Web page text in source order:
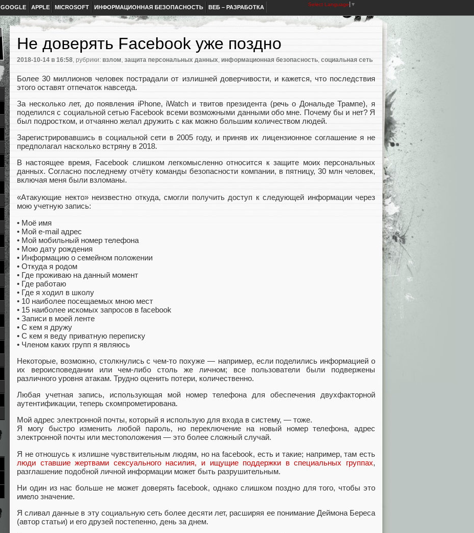
GOOGLE APPLE MICROSOFT ИНФОРМАЦИОННАЯ БЕЗОПАСНОСТЬ ВЕБ – РАЗРАБОТКА Select Language ▼
Не доверять Facebook уже поздно
2018-10-14 в 16:58, рубрики: взлом, защита персональных данных, информационная безопасность, социальная сеть
Более 30 миллионов человек пострадали от излишней доверчивости, и кажется, что последствия
этого оставят отпечаток навсегда.
За несколько лет, до появления iPhone, iWatch и твитов президента (речь о Дональде Трампе), я
поделился с социальной сетью Facebook всеми возможными данными обо мне. Почему бы и нет? Я
был подростком, и отчаянно желал дружить с как можно большим количеством людей.
Зарегистрировавшись в социальной сети в 2005 году, и приняв их лицензионное соглашение я не
предполагал насколько встряну в 2018.
В настоящее время, Facebook слишком легкомысленно относится к защите моих персональных
данных. Согласно последнему отчёту команды безопасности компании, в пятницу, 30 млн человек,
включая меня были взломаны.
«Атакующие некто» неизвестно откуда, смогли получить доступ к следующей информации через
мою учетную запись:
• Моё имя
• Мой e-mail адрес
• Мой мобильный номер телефона
• Мою дату рождения
• Информацию о семейном положении
• Откуда я родом
• Где проживаю на данный момент
• Где работаю
• Где я ходил в школу
• 10 наиболее посещаемых мною мест
• 15 наиболее искомых запросов в facebook
• Записи в моей ленте
• С кем я дружу
• С кем я веду приватную переписку
• Членом каких групп я являюсь
Некоторые, возможно, столкнулись с чем-то похуже — например, если поделились информацией о
их вероисповедании или чем-либо столь же личном; все пользователи были подвержены
различного уровня атакам. Трудно оценить потери, количественно.
Любая учетная запись, использующая мой номер телефона для обеспечения двухфакторной
аутентификации, теперь скомпрометирована.
Мой адрес электронной почты, который я использую для входа в систему, — тоже.
Я могу быстро изменить любой пароль, но переключение на новый номер телефона, адрес
электронной почты или местоположения — это более сложный случай.
Я не отношусь к излишне чувствительным людям, но на facebook, есть и такие; например, там есть
люди ставшие жертвами сексуального насилия, и ищущие поддержки в специальных группах,
разглашение подобной личной информации может быть разрушительным.
Ни один из нас больше не может доверять facebook, однако слишком поздно для того, чтобы это
имело значение.
Я сливал данные в эту социальную сеть более десяти лет, расширяя ее понимание Деймона Береса
(автор статьи) и его друзей постепенно, день за днем.